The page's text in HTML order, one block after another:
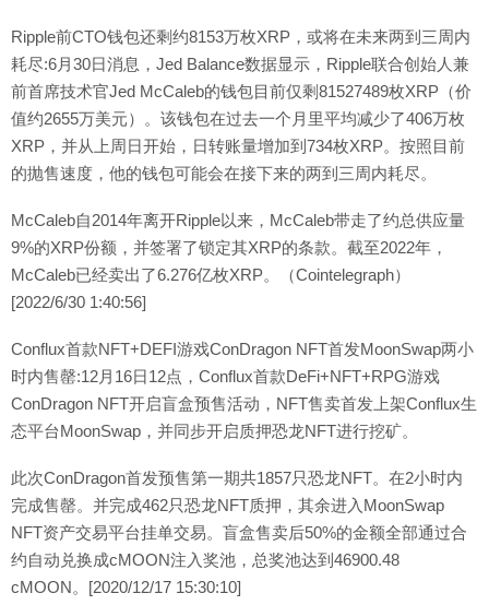
Ripple前CTO钱包还剩约8153万枚XRP，或将在未来两到三周内
耗尽:6月30日消息，Jed Balance数据显示，Ripple联合创始人兼
前首席技术官Jed McCaleb的钱包目前仅剩81527489枚XRP（价
值约2655万美元）。该钱包在过去一个月里平均减少了406万枚
XRP，并从上周日开始，日转账量增加到734枚XRP。按照目前
的抛售速度，他的钱包可能会在接下来的两到三周内耗尽。
McCaleb自2014年离开Ripple以来，McCaleb带走了约总供应量
9%的XRP份额，并签署了锁定其XRP的条款。截至2022年，
McCaleb已经卖出了6.276亿枚XRP。（Cointelegraph）
[2022/6/30 1:40:56]
Conflux首款NFT+DEFI游戏ConDragon NFT首发MoonSwap两小
时内售罄:12月16日12点，Conflux首款DeFi+NFT+RPG游戏
ConDragon NFT开启盲盒预售活动，NFT售卖首发上架Conflux生
态平台MoonSwap，并同步开启质押恐龙NFT进行挖矿。
此次ConDragon首发预售第一期共1857只恐龙NFT。在2小时内
完成售罄。并完成462只恐龙NFT质押，其余进入MoonSwap
NFT资产交易平台挂单交易。盲盒售卖后50%的金额全部通过合
约自动兑换成cMOON注入奖池，总奖池达到46900.48
cMOON。[2020/12/17 15:30:10]